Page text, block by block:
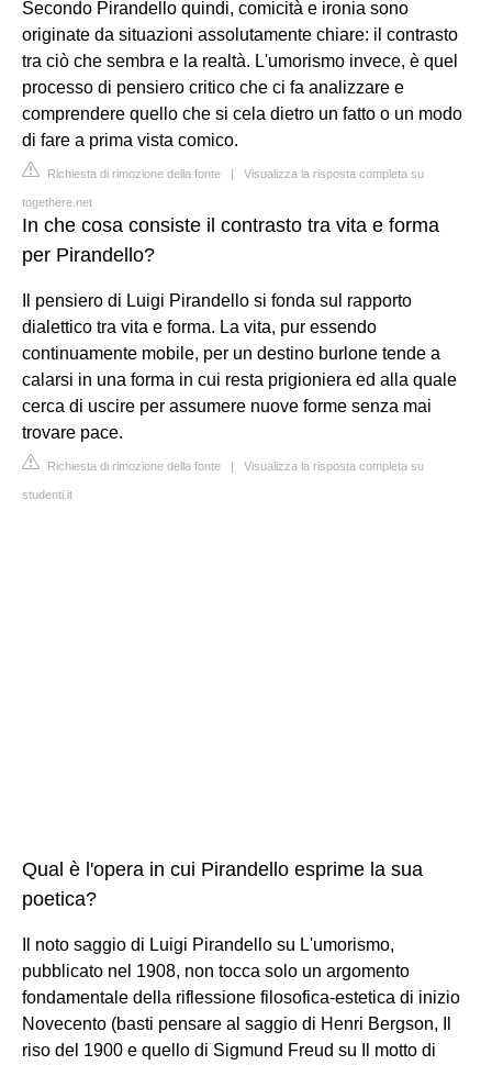
Secondo Pirandello quindi, comicità e ironia sono
originate da situazioni assolutamente chiare: il contrasto
tra ciò che sembra e la realtà. L'umorismo invece, è quel
processo di pensiero critico che ci fa analizzare e
comprendere quello che si cela dietro un fatto o un modo
di fare a prima vista comico.
Richiesta di rimozione della fonte | Visualizza la risposta completa su
togethere.net
In che cosa consiste il contrasto tra vita e forma
per Pirandello?
Il pensiero di Luigi Pirandello si fonda sul rapporto
dialettico tra vita e forma. La vita, pur essendo
continuamente mobile, per un destino burlone tende a
calarsi in una forma in cui resta prigioniera ed alla quale
cerca di uscire per assumere nuove forme senza mai
trovare pace.
Richiesta di rimozione della fonte | Visualizza la risposta completa su
studenti.it
Qual è l'opera in cui Pirandello esprime la sua
poetica?
Il noto saggio di Luigi Pirandello su L'umorismo,
pubblicato nel 1908, non tocca solo un argomento
fondamentale della riflessione filosofica-estetica di inizio
Novecento (basti pensare al saggio di Henri Bergson, Il
riso del 1900 e quello di Sigmund Freud su Il motto di